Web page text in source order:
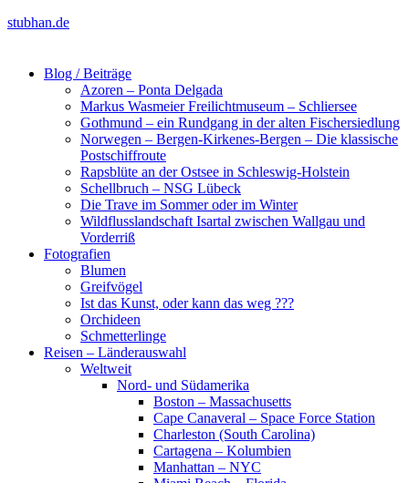
stubhan.de
Blog / Beiträge
Azoren – Ponta Delgada
Markus Wasmeier Freilichtmuseum – Schliersee
Gothmund – ein Rundgang in der alten Fischersiedlung
Norwegen – Bergen-Kirkenes-Bergen – Die klassische
Postschiffroute
Rapsblüte an der Ostsee in Schleswig-Holstein
Schellbruch – NSG Lübeck
Die Trave im Sommer oder im Winter
Wildflusslandschaft Isartal zwischen Wallgau und
Vorderriß
Fotografien
Blumen
Greifvögel
Ist das Kunst, oder kann das weg ???
Orchideen
Schmetterlinge
Reisen – Länderauswahl
Weltweit
Nord- und Südamerika
Boston – Massachusetts
Cape Canaveral – Space Force Station
Charleston (South Carolina)
Cartagena – Kolumbien
Manhattan – NYC